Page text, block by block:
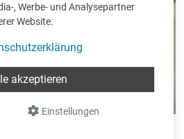
, Werbe- und Analysepartner
Website.
Einstellungen
akzeptieren